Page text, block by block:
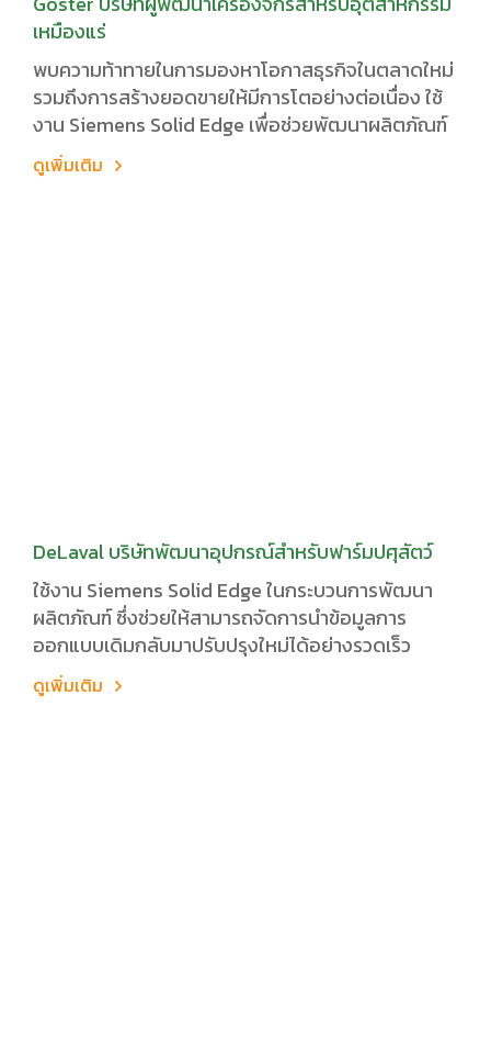
เหมืองแร่
พบความท้าทายในการมองหาโอกาสธุรกิจในตลาดใหม่
รวมถึงการสร้างยอดขายให้มีการโตอย่างต่อเนื่อง ใช้
งาน Siemens Solid Edge เพื่อช่วยพัฒนาผลิตภัณฑ์
ดูเพิ่มเติม
DeLaval บริษัทพัฒนาอุปกรณ์สำหรับฟาร์มปศุสัตว์
ใช้งาน Siemens Solid Edge ในกระบวนการพัฒนา
ผลิตภัณฑ์ ซึ่งช่วยให้สามารถจัดการนำข้อมูลการ
ออกแบบเดิมกลับมาปรับปรุงใหม่ได้อย่างรวดเร็ว
ดูเพิ่มเติม